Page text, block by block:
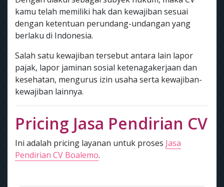
kamu telah memiliki hak dan kewajiban sesuai
dengan ketentuan perundang-undangan yang
berlaku di Indonesia.
Salah satu kewajiban tersebut antara lain lapor
pajak, lapor jaminan sosial ketenagakerjaan dan
kesehatan, mengurus izin usaha serta kewajiban-
kewajiban lainnya.
Pricing Jasa Pendirian CV
Ini adalah pricing layanan untuk proses Jasa
Pendirian CV Boalemo.